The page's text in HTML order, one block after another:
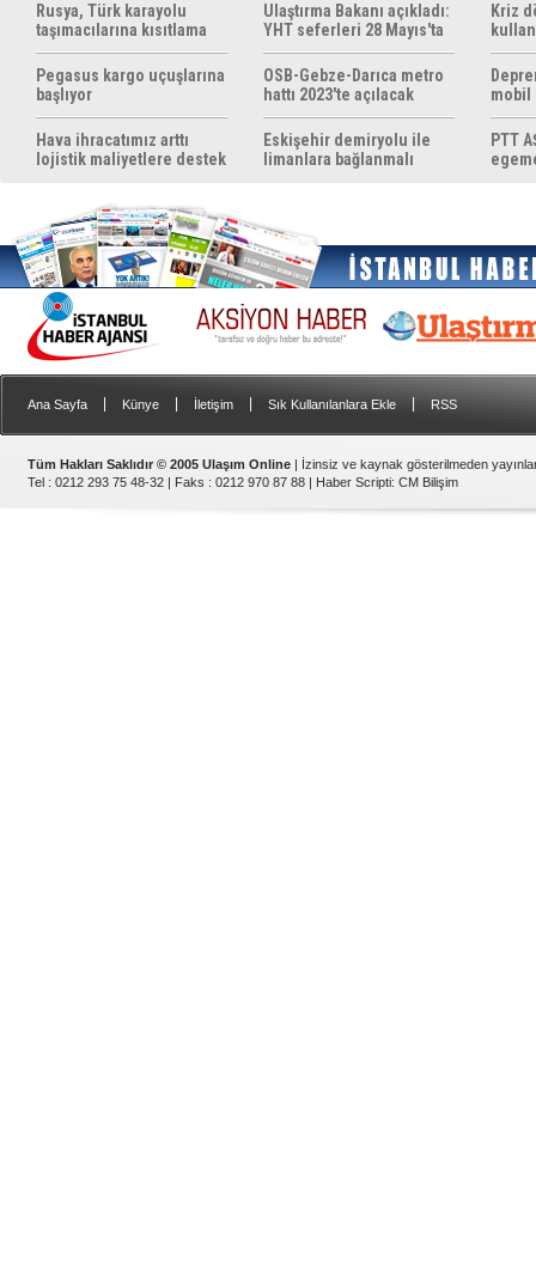
Rusya, Türk karayolu
taşımacılarına kısıtlama
getirebilir
Pegasus kargo uçuşlarına
başlıyor
Hava ihracatımız arttı
lojistik maliyetlere destek
Ulaştırma Bakanı açıkladı:
YHT seferleri 28 Mayıs'ta
başlıyor
OSB-Gebze-Darıca metro
hattı 2023'te açılacak
Eskişehir demiryolu ile
limanlara bağlanmalı
Kriz
mobil
PTT
Ana Sayfa Künye İletişim Sık Kullanılanlara Ekle RSS
Tüm Hakları Saklıdır © 2005 Ulaşım Online | İzinsiz ve kaynak gösterilmeden
Tel : 0212 293 75 48-32 | Faks : 0212 970 87 88 | Haber Scripti: CM Bilişim